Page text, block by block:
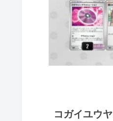
コガイユウヤ